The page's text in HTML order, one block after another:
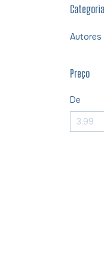
Autores
Preço
De